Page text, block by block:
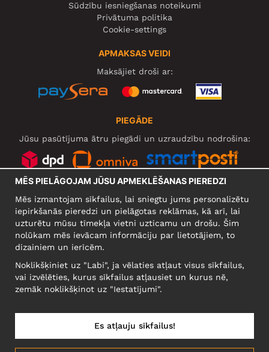
Sūdzību iesniegšanas noteikumi
Privātuma politika
Cookie-settings
APMAKSAS VEIDI
Maksājiet droši ar:
PIEGĀDE
Jūsu pasūtījuma ātru piegādi un uzraudzību nodrošina:
UZŅĒMUMS
Narva mnt 5, EE-10117 Tallinn
Reg: 12356245
MĒS PIELĀGOJAM JŪSU APMEKLĒŠANAS PIEREDZI
Mēs izmantojam sīkfailus, lai sniegtu jums personalizētu
iepirkšanās pieredzi un pielāgotas reklāmas, kā arī, lai
uzturētu mūsu tīmekļa vietni uzticamu un drošu. Šim
nolūkam mēs ievācam informāciju par lietotājiem, to
dizainiem un ierīcēm.
Noklikšķiniet uz "Labi", ja vēlaties atļaut visus sīkfailus,
vai izvēlēties, kurus sīkfailus atļausiet un kurus nē,
zemāk noklikšķinot uz "Iestatījumi".
Es atļauju sīkfailus!